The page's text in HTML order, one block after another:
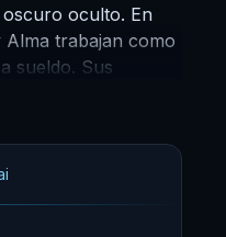
oculto. En
trabajan como
sueldo. Sus
a un joven a
y a cadáveres
tanto, los
de estos